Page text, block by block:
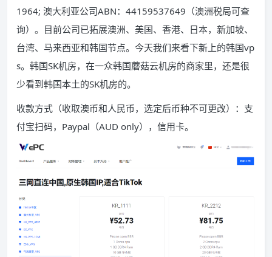
1964; 澳大利亚公司ABN：44159537649（澳洲税局可查
询）。目前公司已拓展澳洲、美国、香港、日本，新加坡、
台湾、马来西亚和韩国节点。今天我们来看下新上的韩国vp
s。韩国SK机房，在一众韩国蘑菇云机房的商家里，还是很
少看到韩国本土的SK机房的。
收款方式（收取澳币和人民币，选定后币种不可更改）：支
付宝扫码，Paypal（AUD only），信用卡。